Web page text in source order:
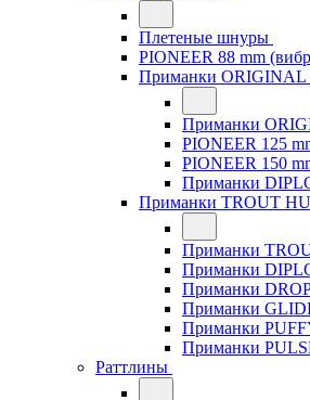
Плетеные шнуры
PIONEER 88 mm
Приманки ORIGINAL
Приманки
PIONEER 125
PIONEER 150
Приманки
Приманки TROUT
Приманки
Приманки
Приманки
Приманки
Приманки
Приманки
Раттлины